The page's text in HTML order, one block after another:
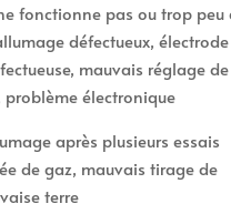
fonctionne pas ou trop peu
défectueux, électrode
mauvais réglage
problème électronique
après plusieurs essais
de gaz, mauvais tirage de
terre